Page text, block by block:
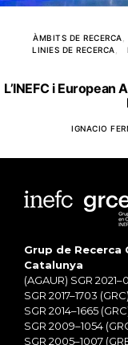
ÀMBITS DE RECERCA
LINIES DE RECERCA
L’INEFC i European
IGNACIO
Grup de
Catalunya
(AGAUR) SGR
SGR 2017–1703 (GRC)
SGR 2014–1665
SGR 2009–1054
SGR 2005–1007